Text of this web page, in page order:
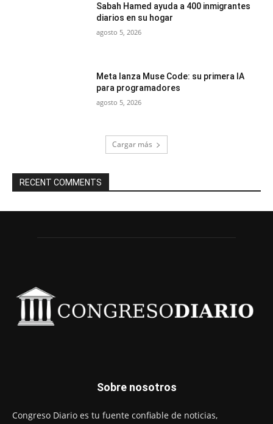
Sabah Hamed ayuda a 400 inmigrantes
diarios en su hogar
agosto 5, 2026
Meta lanza Muse Code: su primera IA
para programadores
agosto 5, 2026
Cargar más
RECENT COMMENTS
Sobre nosotros
Congreso Diario es tu fuente confiable de noticias,